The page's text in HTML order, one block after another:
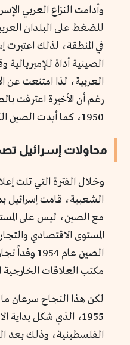
وأدامت النزاع العربي
للضغط على البلدان
في المنطقة، لذلك اعتبرت
الصينية أداة للإمبريالية
العربية، لذا امتنعت عن
رغم أن الأخيرة اعترفت
1950، كما أيدت الصين الكفاح المسلح الفلسطيني.
محاولات إسرائيل
وخلال الفترة التي تلت
الشعبية، قامت إسرائيل
مع الصين، ليس على
المستوى الاقتصادي
الصين عام
مكتب العلاقات الخارجية
لكن هذا النجاح سرعان
1955، الذي
شكل بداية
الفلسطينية، وذلك بعد